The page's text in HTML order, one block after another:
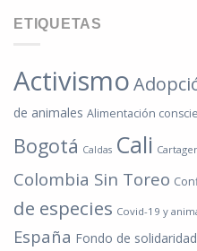
ETIQUETAS
Activismo
de animales Alimentación
Bogotá Caldas Cali
Colombia Sin Toreo
de especies Covid-19 y
España Fondo de